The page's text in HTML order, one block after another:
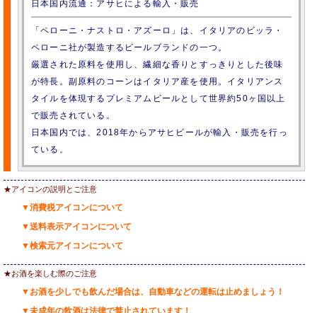
日本国内流通：アサヒによる輸入・販売
「ペローニ・ナストロ・アズーロ」は、イタリアのビッラ・
ペローニ社が製造するビールブランドの一つ。
厳選された原料を使用し、繊細な香りとすっきりとした後味
が特長。副原料のコーンはイタリア産を使用。イタリアンス
タイルを体現するプレミアムビールとして世界約50ヶ国以上
で販売されている。
日本国内では、2018年からアサヒビールが輸入・販売を行っ
ている。
★アイコンの説明とご注意
▼消費税アイコンについて
▼送料表示アイコンについて
▼検索元アイコンについて
★お酒を楽しむ際のご注意
▼お酒を少しでも飲んだ場合は、自動車などの運転は止めましょう！
▼未成年の飲酒は法律で禁止されています！